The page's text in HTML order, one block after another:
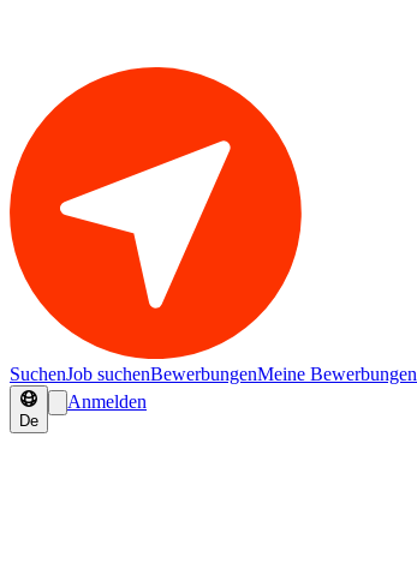
SuchenJob suchenBewerbungenMeine Bewerbungen
De
Anmelden